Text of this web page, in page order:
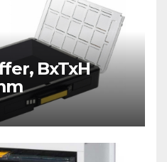
BxTxH